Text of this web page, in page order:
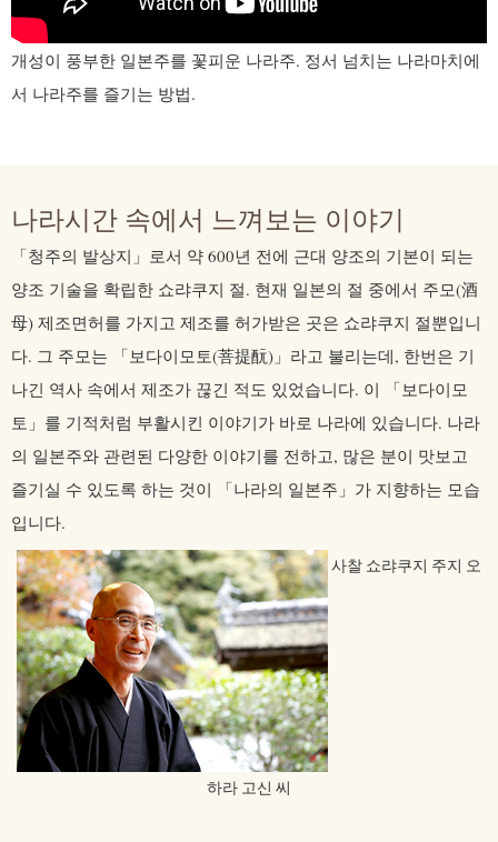
개성이 풍부한 일본주를 꽃피운 나라주. 정서 넘치는 나라마치에
서 나라주를 즐기는 방법.
나라시간 속에서 느껴보는 이야기
「청주의 발상지」로서 약 600년 전에 근대 양조의 기본이 되는
양조 기술을 확립한 쇼랴쿠지 절. 현재 일본의 절 중에서 주모(酒
母) 제조면허를 가지고 제조를 허가받은 곳은 쇼랴쿠지 절뿐입니
다. 그 주모는 「보다이모토(菩提酛) 」라고 불리는데, 한번은 기
나긴 역사 속에서 제조가 끊긴 적도 있었습니다. 이 「보다이모
토」를 기적처럼 부활시킨 이야기가 바로 나라에 있습니다. 나라
의 일본주와 관련된 다양한 이야기를 전하고, 많은 분이 맛보고
즐기실 수 있도록 하는 것이 「나라의 일본주」가 지향하는 모습
입니다.
사찰 쇼랴쿠지 주지 오
하라 고신 씨